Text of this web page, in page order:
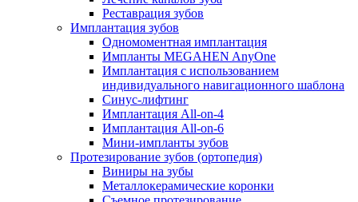
Реставрация зубов
Имплантация зубов
Одномоментная имплантация
Импланты MEGAHEN AnyOne
Имплантация с использованием
индивидуального навигационного шаблона
Синус-лифтинг
Имплантация All-on-4
Имплантация All-on-6
Мини-импланты зубов
Протезирование зубов (ортопедия)
Виниры на зубы
Металлокерамические коронки